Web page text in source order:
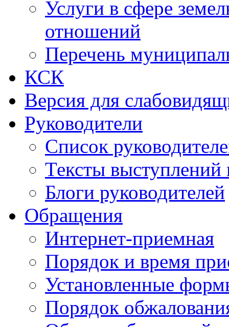
Услуги в сфере
отношений
Перечень
КСК
Версия для
Руководители
Список
Тексты выступлений
Блоги руководителей
Обращения
Интернет-приемная
Порядок и время
Установленные
Порядок